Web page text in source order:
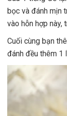
bọc và đánh mịn
vào hỗn hợp này,
Cuối cùng bạn
đánh đều thêm 1